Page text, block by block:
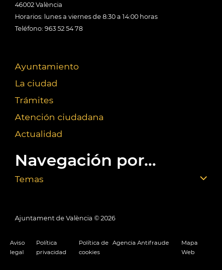
46002 València
Horarios: lunes a viernes de 8:30 a 14:00 horas
Teléfono: 963 52 54 78
Ayuntamiento
La ciudad
Trámites
Atención ciudadana
Actualidad
Navegación por...
Temas
Ajuntament de València © 2026
Aviso
legal
Política
privacidad
Política de
cookies
Agencia Antifraude
Mapa
Web